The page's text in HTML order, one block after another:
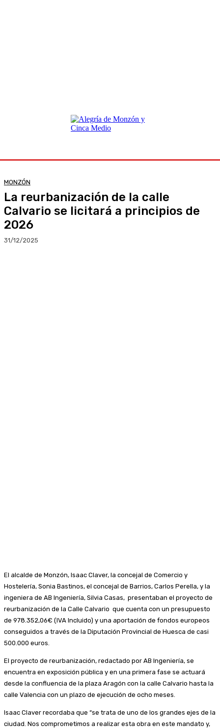
MONZÓN
La reurbanización de la calle
Calvario se licitará a principios de
2026
31/12/2025
El alcalde de Monzón, Isaac Claver, la concejal de Comercio y
Hostelería, Sonia Bastinos, el concejal de Barrios, Carlos Perella, y la
ingeniera de AB Ingeniería, Silvia Casas, presentaban el proyecto de
reurbanización de la Calle Calvario que cuenta con un presupuesto
de 978.352,06€ (IVA Incluido) y una aportación de fondos europeos
conseguidos a través de la Diputación Provincial de Huesca de casi
500.000 euros.
El proyecto de reurbanización, redactado por AB Ingeniería, se
encuentra en exposición pública y en una primera fase se actuará
desde la confluencia de la plaza Aragón con la calle Calvario hasta la
calle Valencia con un plazo de ejecución de ocho meses.
Isaac Claver recordaba que “se trata de uno de los grandes ejes de la
ciudad. Nos comprometimos a realizar esta obra en este mandato y,